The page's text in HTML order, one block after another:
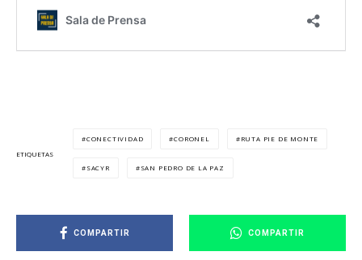
ETIQUETAS
CONECTIVIDAD CORONEL RUTA PIE DE MONTE
SACYR SAN PEDRO DE LA PAZ
COMPARTIR COMPARTIR